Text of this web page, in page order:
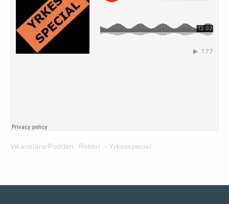
VikarielärarPodden · Rektor – Yrkesspecial